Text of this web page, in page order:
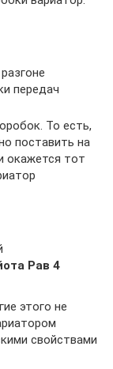
передач
То есть,
поставить на
окажется тот
Рав 4
этого не
свойствами